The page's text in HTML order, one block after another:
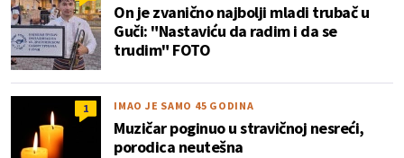
On je zvanično najbolji mladi trubač u
Guči: "Nastaviću da radim i da se
trudim" FOTO
1 IMAO JE SAMO 45 GODINA
Muzičar poginuo u stravičnoj nesreći,
porodica neutešna